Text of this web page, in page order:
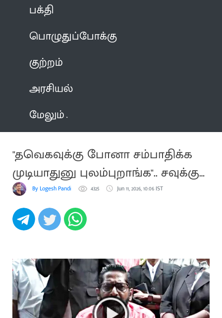
பக்தி
பொழுதுப்போக்கு
குற்றம்
அரசியல்
மேலும்
"தவெகவுக்கு போனா சம்பாதிக்க
முடியாதுனு புலம்புறாங்க".. சவுக்கு
சங்கர்By Logesh Pandi 4325 Jun 11, 2026, 10:06 IST